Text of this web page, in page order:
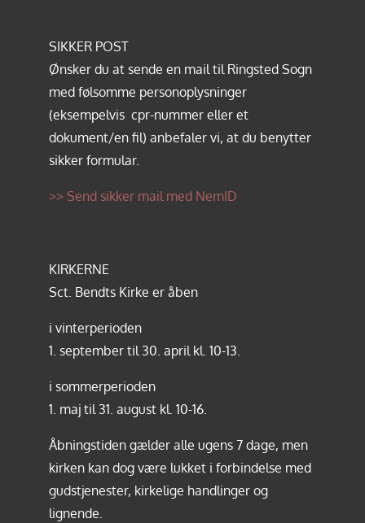
SIKKER POST
Ønsker du at sende en mail til Ringsted Sogn
med følsomme personoplysninger
(eksempelvis cpr-nummer eller et
dokument/en fil) anbefaler vi, at du benytter
sikker formular.
>> Send sikker mail med NemID
KIRKERNE
Sct. Bendts Kirke er åben
i vinterperioden
1. september til 30. april kl. 10-13.
i sommerperioden
1. maj til 31. august kl. 10-16.
Åbningstiden gælder alle ugens 7 dage, men
kirken kan dog være lukket i forbindelse med
gudstjenester, kirkelige handlinger og
lignende.